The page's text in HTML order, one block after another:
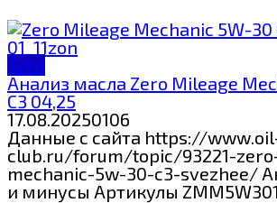
Zero
Анализ масла Zero Mileage
C3 04,25
17.08.20250106
Данные с сайта https://
club.ru/forum/topic/93221-
mechanic-5w-30-c3-svezhee/
и минусы Артикулы